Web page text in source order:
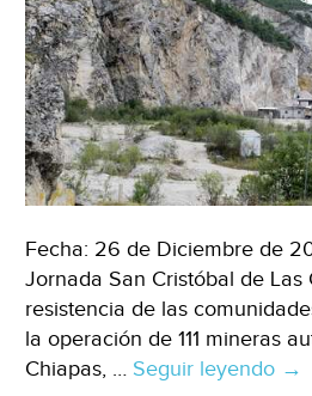
Fecha: 26 de Diciembre de
Jornada San Cristóbal de Las
resistencia de las
la operación de 111 mineras
Chiapas, … Seguir leyendo →